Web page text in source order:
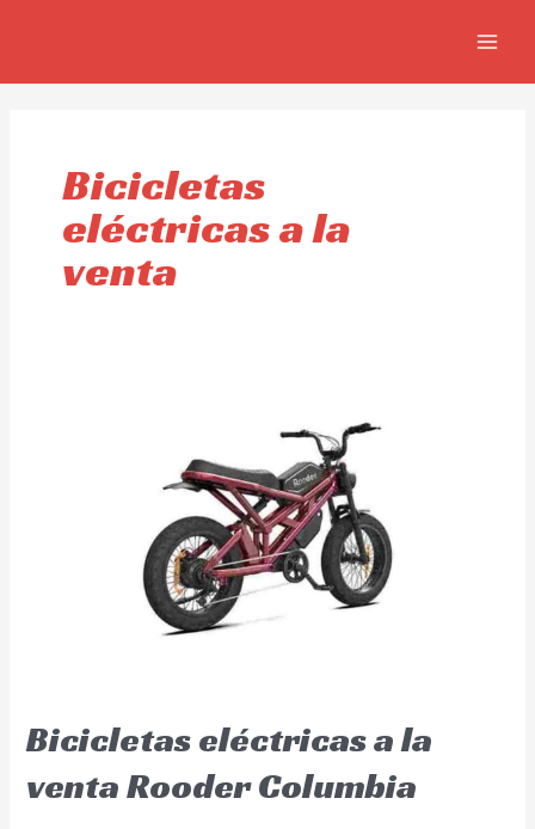
Bicicletas
eléctricas a la
venta
Bicicletas eléctricas a la
venta Rooder Columbia